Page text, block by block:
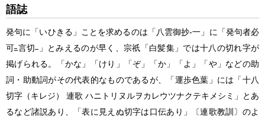
語誌
発句に「いひきる」ことを求めるのは「八雲御抄‐一」に「発句者必
可 言切
」とみえるのが早く、宗祇「白髪集」では十八の切れ字が
掲げられる。「かな」「けり」「ぞ」「か」「よ」「や」などの助
詞・助動詞がその代表的なものであるが、「運歩色葉」には「十八
切字（キレジ） 連歌 ハニトリヌルヲカレウツナクテキメシミ」とあ
るなど諸説あり、「表に見えぬ切字は口伝あり」〔連歌教訓〕のよ